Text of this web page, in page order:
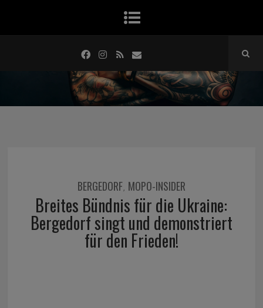
BERGEDORF, MOPO-INSIDER
Breites Bündnis für die Ukraine:
Bergedorf singt und demonstriert
für den Frieden!